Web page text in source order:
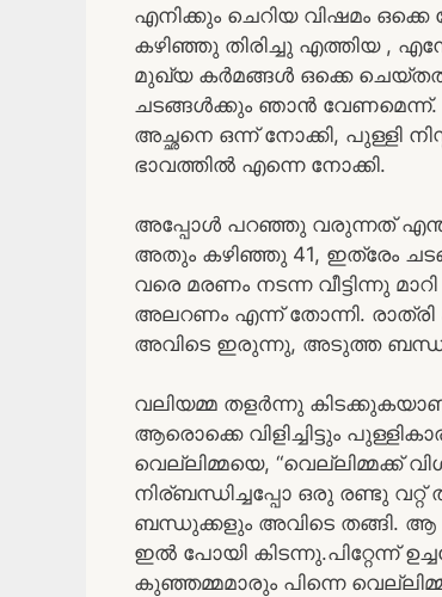
എനിക്കും ചെറിയ വിഷമം
കഴിഞ്ഞു തിരിച്ചു എത്തിയ ,
മുഖ്യ കർമങ്ങൾ ഒക്കെ
ചടങ്ങൾക്കും ഞാൻ
അച്ഛനെ ഒന്ന് നോക്കി, പുള്ളി
ഭാവത്തിൽ എന്നെ നോക്കി.
അപ്പോൾ പറഞ്ഞു വരുന്നത്
അതും കഴിഞ്ഞു 41, ഇത്രേം
വരെ മരണം നടന്ന വീട്ടിന്നു
അലറണം എന്ന് തോന്നി.
അവിടെ ഇരുന്നു, അടുത്ത
വലിയമ്മ തളർന്നു
ആരൊക്കെ വിളിച്ചിട്ടും
വെല്ലിമ്മയെ,
നിര്ബന്ധിച്ചപ്പോ ഒരു രണ്ടു
ബന്ധുക്കളും അവിടെ തങ്ങി. ആ
ഇൽ പോയി കിടന്നു.പിറ്റേന്ന്
കുഞ്ഞമ്മമാരും പിന്നെ